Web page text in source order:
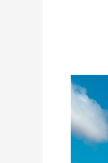
Eksempel
post
familie